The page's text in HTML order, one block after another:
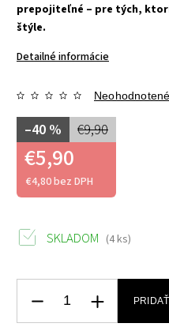
prepojiteľné – pre tých,
štýle.
Detailné informácie
Neohodnotené
€9,90
–40 %
€5,90
€4,80 bez DPH
SKLADOM (4 ks)